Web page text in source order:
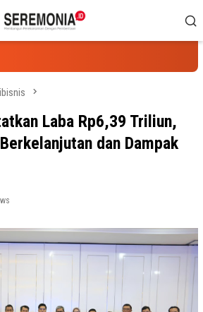
Laba Rp6,39 Triliun,
dan Dampak